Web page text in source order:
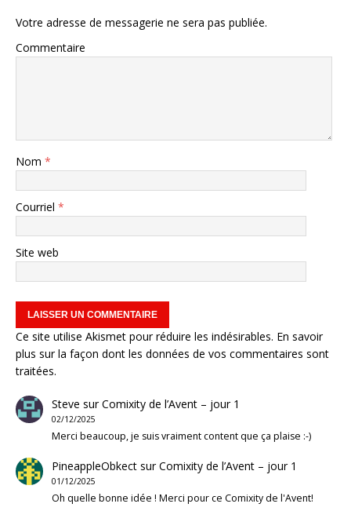
Votre adresse de messagerie ne sera pas publiée.
Commentaire
Nom *
Courriel *
Site web
Ce site utilise Akismet pour réduire les indésirables. En savoir
plus sur la façon dont les données de vos commentaires sont
traitées.
Steve surComixity de l’Avent – jour 1
02/12/2025
Merci beaucoup, je suis vraiment content que ça plaise :-)
PineappleObkectsurComixity de l’Avent – jour 1
01/12/2025
Oh quelle bonne idée ! Merci pour ce Comixity de l'Avent!